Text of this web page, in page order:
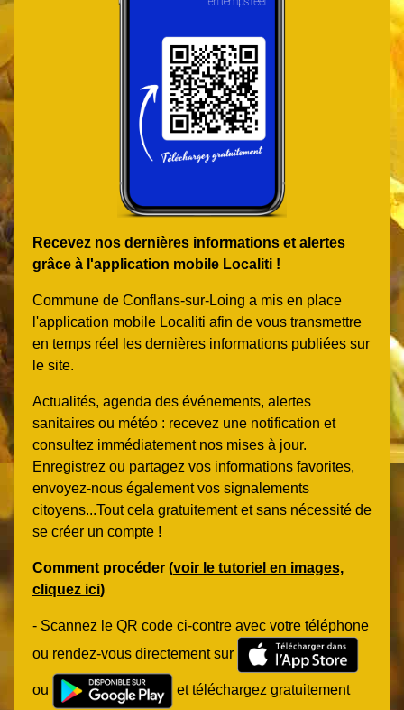
Recevez nos dernières informations et alertes
grâce à l'application mobile Localiti !
Commune de Conflans-sur-Loing a mis en place
l'application mobile Localiti afin de vous transmettre
en temps réel les dernières informations publiées sur
le site.
Actualités, agenda des événements, alertes
sanitaires ou météo : recevez une notification et
consultez immédiatement nos mises à jour.
Enregistrez ou partagez vos informations favorites,
envoyez-nous également vos signalements
citoyens...Tout cela gratuitement et sans nécessité de
se créer un compte !
Comment procéder (voir le tutoriel en images,
cliquez ici)
- Scannez le QR code ci-contre avec votre téléphone
ou rendez-vous directement sur
ou
et téléchargez gratuitement